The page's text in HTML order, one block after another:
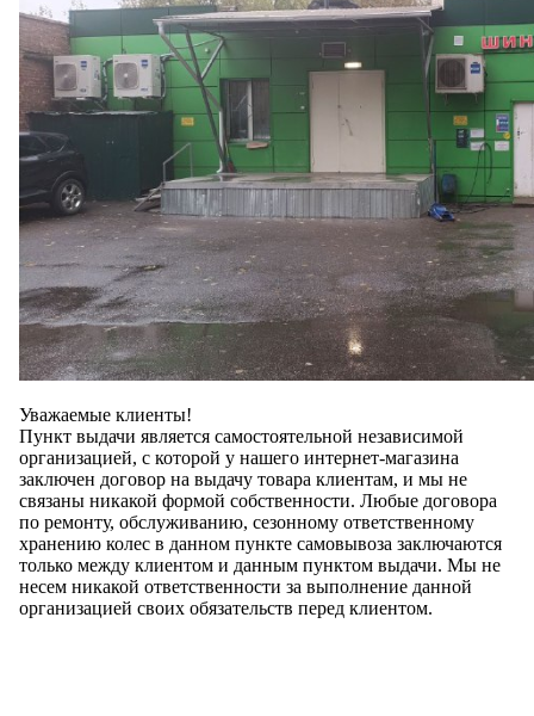
Уважаемые клиенты!
Пункт выдачи является самостоятельной независимой
организацией, с которой у нашего интернет-магазина
заключен договор на выдачу товара клиентам, и мы не
связаны никакой формой собственности. Любые договора
по ремонту, обслуживанию, сезонному ответственному
хранению колес в данном пункте самовывоза заключаются
только между клиентом и данным пунктом выдачи. Мы не
несем никакой ответственности за выполнение данной
организацией своих обязательств перед клиентом.